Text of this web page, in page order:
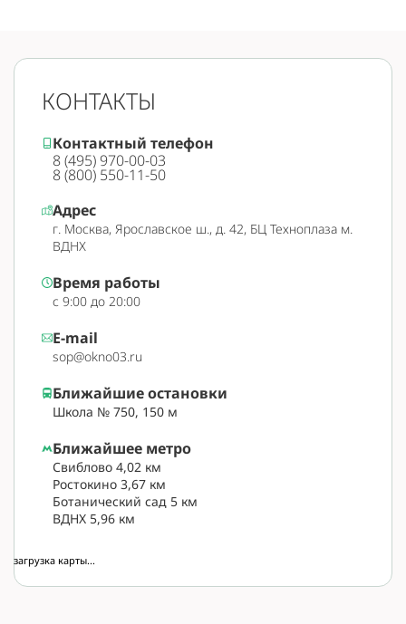
КОНТАКТЫ
Контактный телефон
8 (495) 970-00-03
8 (800) 550-11-50
Адрес
г. Москва, Ярославское ш., д. 42, БЦ Техноплаза м.
ВДНХ
Время работы
с 9:00 до 20:00
E-mail
sop@okno03.ru
Ближайшее метро
Свиблово 4,02 км
Ростокино 3,67 км
Ботанический сад 5 км
ВДНХ 5,96 км
Ближайшие остановки
Школа № 750, 150 м
загрузка карты...